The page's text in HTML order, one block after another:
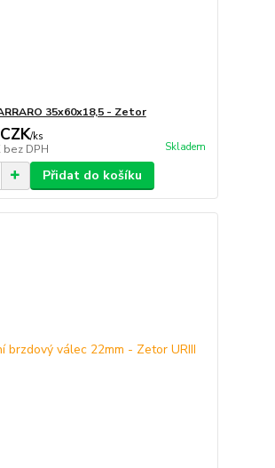
35x60x18,5 - Zetor
/ks
bez DPH Skladem
Přidat do košíku